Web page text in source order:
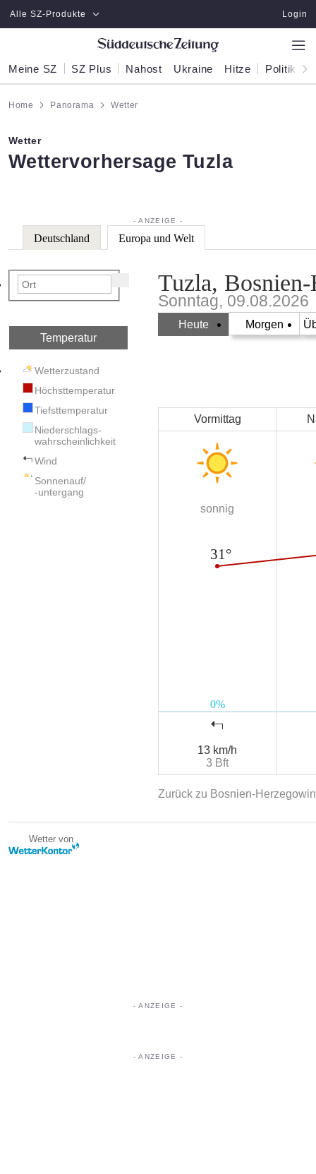
Zum Hauptinhalt springen
Alle SZ-Produkte Login
Meine SZ SZ Plus Nahost Ukraine Hitze Politik
Home Panorama Wetter
Wetter
:
Wettervorhersage Tuzla
Deutschland Europa und Welt
Temperatur
Wetterzustand
Höchsttemperatur
Tiefsttemperatur
Niederschlags-
wahrscheinlichkeit
Wind
Sonnenauf/
-untergang
Tuzla,
Sonntag, 09.08.2026
Heute Morgen
Vormittag
sonnig
13 km/h
3 Bft
Zurück zu Bosnien-
Wetter von